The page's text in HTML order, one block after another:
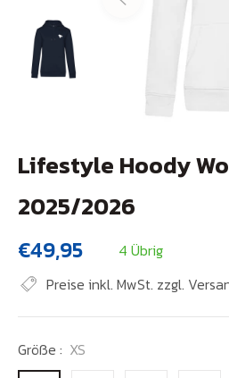
Lifestyle Hoody
2025/2026
Normaler
Preis
€49,95
4 Übrig
Preise inkl. MwSt. zzgl.
Größe : XS